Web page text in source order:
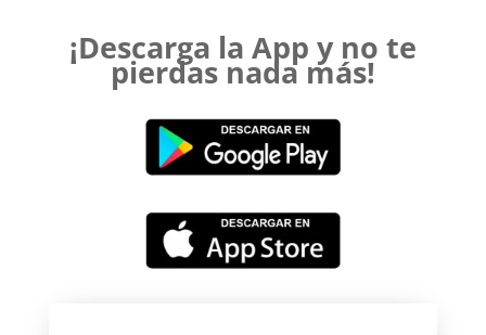
¡Descarga la App y no te
pierdas nada más!